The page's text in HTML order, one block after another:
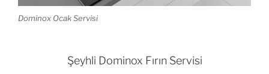
Dominox Ocak Servisi
Şeyhli Dominox Fırın Servisi